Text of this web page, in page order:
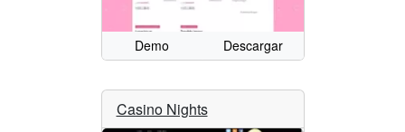
Demo Descargar
Casino Nights